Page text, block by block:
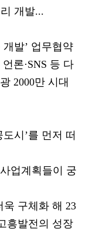
개발...
발’ 업무협약
론·SNS 등 다
2000만 시대
시’를 먼저 떠
업계획들이 궁
욱 구체화 해 23
흥발전의 성장